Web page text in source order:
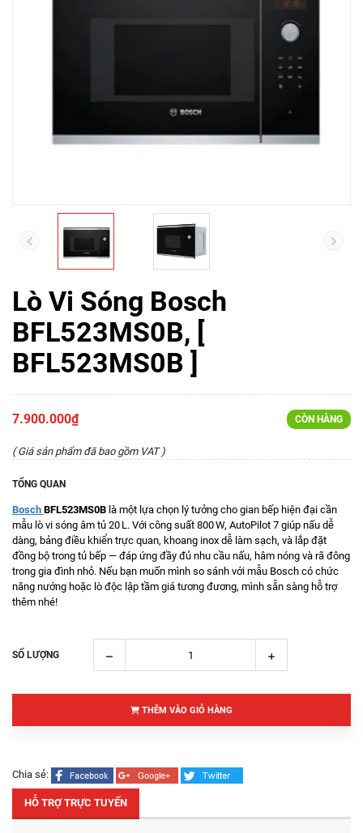
Lò Vi Sóng Bosch
BFL523MS0B, [
BFL523MS0B ]
7.900.000₫ CÒN HÀNG
( Giá sản phẩm đã bao gồm VAT )
TỔNG QUAN
Bosch BFL523MS0B là một lựa chọn lý tưởng cho gian bếp hiện đại cần
mẫu lò vi sóng âm tủ 20 L. Với công suất 800 W, AutoPilot 7 giúp nấu dễ
dàng, bảng điều khiển trực quan, khoang inox dễ làm sạch, và lắp đặt
đồng bộ trong tủ bếp — đáp ứng đầy đủ nhu cầu nấu, hâm nóng và rã đông
trong gia đình nhỏ. Nếu bạn muốn mình so sánh với mẫu Bosch có chức
năng nướng hoặc lò độc lập tầm giá tương đương, mình sẵn sàng hỗ trợ
thêm nhé!
SỐ LƯỢNG
THÊM VÀO GIỎ HÀNG
Chia sẻ:
HỖ TRỢ TRỰC TUYẾN